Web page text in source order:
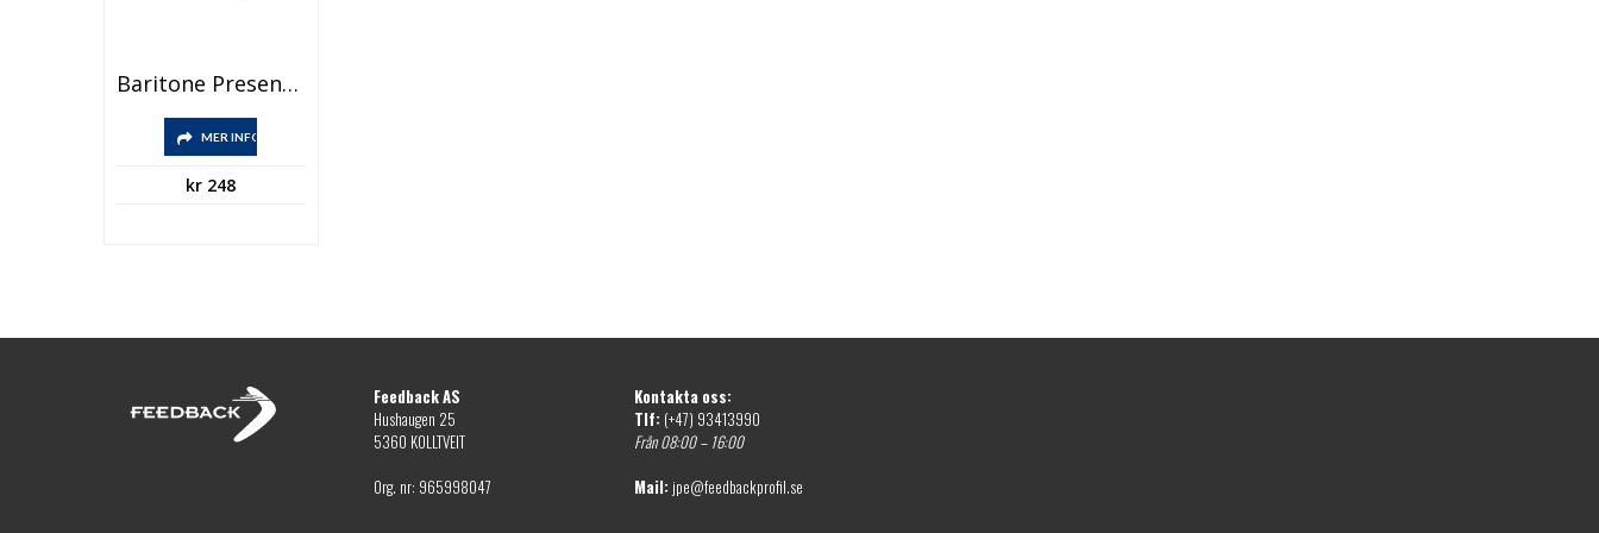
Baritone Presentset Med Kulspetspenna Och Plånbok
MER INFO
kr 248
Feedback AS
Hushaugen 25
5360 KOLLTVEIT
Org. nr: 965998047
Kontakta oss:
Tlf: (+47) 93413990
Från 08:00 – 16:00
Mail: jpe@feedbackprofil.se